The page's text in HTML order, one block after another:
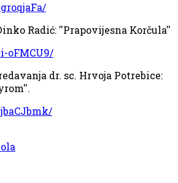
Radić: ''Prapovijesna Korčula''
oFMCU9/
dr. sc. Hrvoja Potrebice: